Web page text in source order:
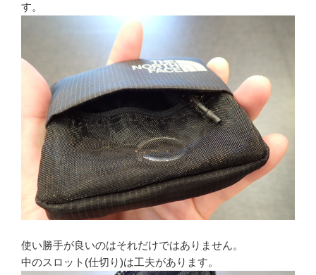
す。
使い勝手が良いのはそれだけではありません。
中のスロット(仕切り)は工夫があります。